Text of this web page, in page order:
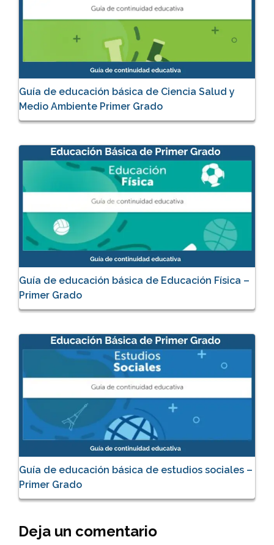
Guía de educación básica de Ciencia Salud y
Medio Ambiente Primer Grado
Guía de educación básica de Educación Física –
Primer Grado
Guía de educación básica de estudios sociales –
Primer Grado
Deja un comentario